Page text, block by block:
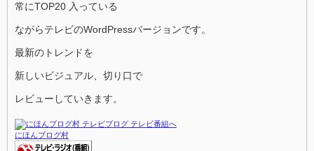
常にTOP20 入っている
ながらテレビのWordPressバージョンです。
最新のトレンドを
新しいビジュアル、切り口で
レビューしていきます。
にほんブログ村